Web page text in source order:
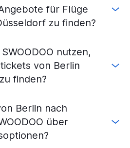
Frankfurt am Main
nach München
nach Berlin
Stuttgart
für Flüge
zu finden?
nutzen,
von Berlin
finden?
Berlin nach
über